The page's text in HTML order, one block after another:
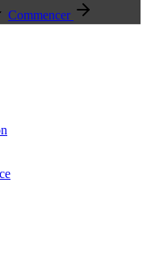
Commencer